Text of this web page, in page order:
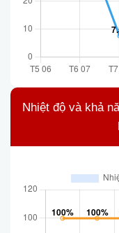
Nhiệt độ và khả